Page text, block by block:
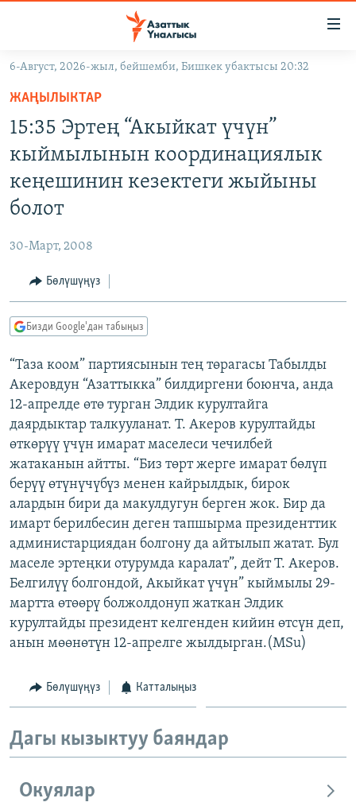
Навигацияга
өтүңүз
салыңызКЫРГЫЗСТАН
АТАЙЫН ИЛИКТӨӨ
БҮГҮН АЗАТТЫКТА
ЭКСПЕРТТЕР ТАЛДАЙТ
БИЗ ЖАНА ДҮЙНӨ
ЭЖЕ-СИҢДИЛЕР
АЗАТТЫК+
ЫҢГАЙСЫЗ СУРООЛОР
ПОДКАСТ
ӨЗГӨЧӨ ПИКИР
Русский
ОНЛАЙН ШЕРИНЕ
ЭЕ/АРнун бардык сайттары
6-Август, 2026-жыл, бейшемби, Бишкек убактысы 20:32
ЖАҢЫЛЫКТАР
15:35 Эртең “Акыйкат үчүн”
кыймылынын координациялык
кеңешинин кезектеги жыйыны
болот
30-Март, 2008
Бөлүшүңүз
Бизди Google'дан табыңыз
“Таза коом” партиясынын тең төрагасы Табылды
Акеровдун “Азаттыкка” билдиргени боюнча, анда
12-апрелде өтө турган Элдик курултайга
даярдыктар талкууланат. Т. Акеров курултайды
өткөрүү үчүн имарат маселеси чечилбей
жатаканын айтты. “Биз төрт жерге имарат бөлүп
берүү өтүнүчүбүз менен кайрылдык, бирок
алардын бири да макулдугун берген жок. Бир да
имарт берилбесин деген тапшырма президенттик
администарциядан болгону да айтылып жатат. Бул
маселе эртеңки отурумда каралат”, дейт Т. Акеров.
Белгилүү болгондой, Акыйкат үчүн” кыймылы 29-
мартта өтөөрү болжолдонуп жаткан Элдик
курултайды президент келгенден кийин өтсүн деп,
анын мөөнөтүн 12-апрелге жылдырган.(MSu)
Бөлүшүңүз Катталыңыз
Дагы кызыктуу баяндар
Окуялар